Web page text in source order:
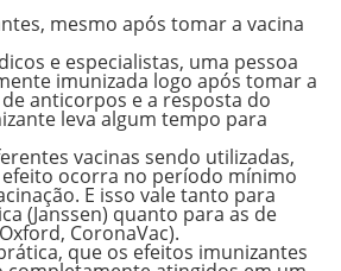
mesmo após tomar a vacina
e especialistas, uma pessoa
imunizada logo após tomar a
anticorpos e a resposta do
leva algum tempo para
vacinas sendo utilizadas,
efeito ocorra no período mínimo
E isso vale tanto para
(Janssen) quanto para as de
CoronaVac).
que os efeitos imunizantes